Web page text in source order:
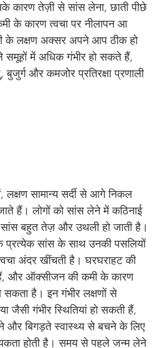
कारण तेज़ी से सांस लेना, छाती पीछे
के कारण त्वचा पर नीलापन आ
के लक्षण अक्सर अपने आप ठीक हो
समूहों में अधिक गंभीर हो सकते हैं,
और कमजोर प्रतिरक्षा प्रणाली
लक्षण सामान्य सर्दी से आगे निकल
हैं। लोगों को सांस लेने में कठिनाई
बहुत तेज़ और उथली हो जाती है।
सांस के साथ उनकी पसलियों
अंदर खींचती है। घरघराहट की
और ऑक्सीजन की कमी के कारण
सकता है। इन गंभीर लक्षणों से
जैसी गंभीर स्थितियां हो सकती हैं,
और बिगड़ते स्वास्थ्य से बचने के लिए
होती है। समय से पहले जन्म लेने